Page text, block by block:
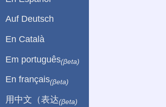
Auf Deutsch
En Català
Em português(βeta)
En français(βeta)
用中文（表达(βeta)